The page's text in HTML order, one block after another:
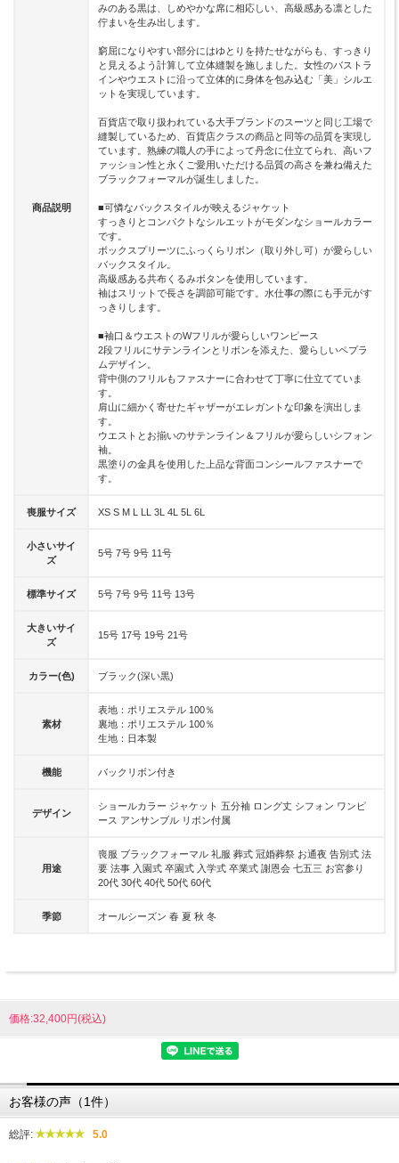
商品説明
みのある黒は、しめやかな席に相応しい、高級感ある凛とした
佇まいを生み出します。
窮屈になりやすい部分にはゆとりを持たせながらも、すっきり
と見えるよう計算して立体縫製を施しました。女性のバストラ
インやウエストに沿って立体的に身体を包み込む「美」シルエ
ットを実現しています。
百貨店で取り扱われている大手ブランドのスーツと同じ工場で
縫製しているため、百貨店クラスの商品と同等の品質を実現し
ています。熟練の職人の手によって丹念に仕立てられ、高いフ
ァッション性と永くご愛用いただける品質の高さを兼ね備えた
ブラックフォーマルが誕生しました。
■可憐なバックスタイルが映えるジャケット
すっきりとコンパクトなシルエットがモダンなショールカラー
です。
ボックスプリーツにふっくらリボン（取り外し可）が愛らしい
バックスタイル。
高級感ある共布くるみボタンを使用しています。
袖はスリットで長さを調節可能です。水仕事の際にも手元がす
っきりします。
■袖口＆ウエストのWフリルが愛らしいワンピース
2段フリルにサテンラインとリボンを添えた、愛らしいペプラ
ムデザイン。
背中側のフリルもファスナーに合わせて丁寧に仕立てていま
す。
肩山に細かく寄せたギャザーがエレガントな印象を演出しま
す。
ウエストとお揃いのサテンライン＆フリルが愛らしいシフォン
袖。
黒塗りの金具を使用した上品な背面コンシールファスナーで
す。
喪服サイズ XS S M L LL 3L 4L 5L 6L
小さいサイ
ズ
5号 7号 9号 11号
標準サイズ 5号 7号 9号 11号 13号
大きいサイ
ズ
15号 17号 19号 21号
カラー(色) ブラック(深い黒)
素材
表地：ポリエステル 100％
裏地：ポリエステル 100％
生地：日本製
機能 バックリボン付き
デザイン
ショールカラー ジャケット 五分袖 ロング丈 シフォン ワンピ
ース アンサンブル リボン付属
用途
喪服 ブラックフォーマル 礼服 葬式 冠婚葬祭 お通夜 告別式 法
要 法事 入園式 卒園式 入学式 卒業式 謝恩会 七五三 お宮参り
20代 30代 40代 50代 60代
季節 オールシーズン 春 夏 秋 冬
価格:32,400円(税込)
お客様の声（1件）
総評: 5.0